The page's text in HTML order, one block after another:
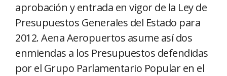
aprobación y entrada en vigor de la Ley de
Presupuestos Generales del Estado para
2012. Aena Aeropuertos asume así dos
enmiendas a los Presupuestos defendidas
por el Grupo Parlamentario Popular en el